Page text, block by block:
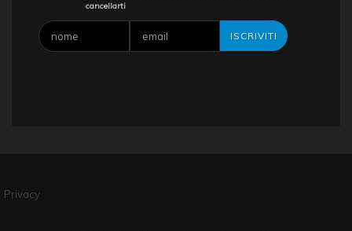
CASE VACANZA SICILIA
cancellarti
Privacy